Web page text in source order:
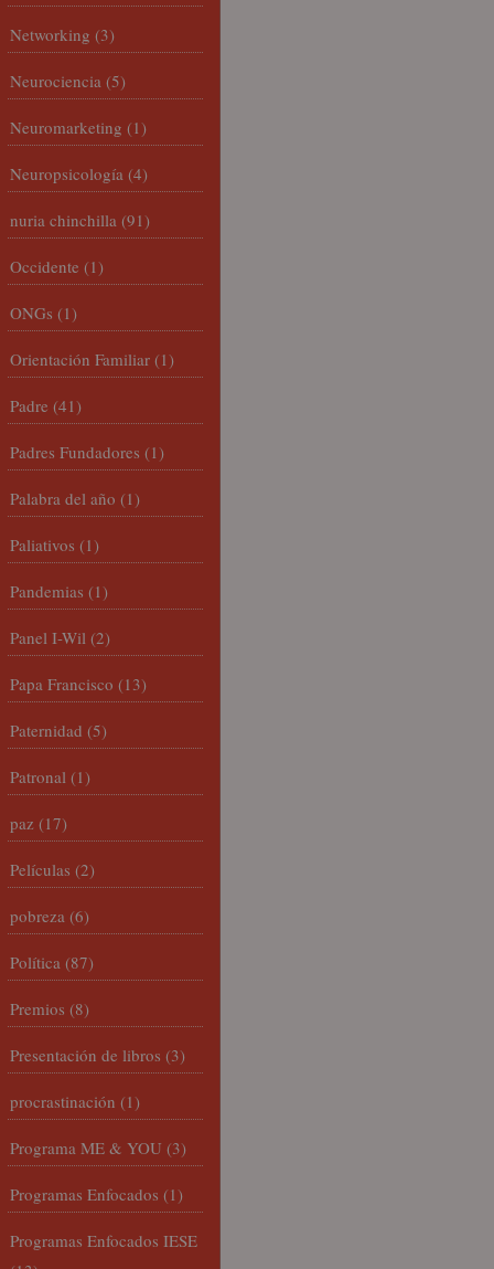
Networking (3)
Neurociencia (5)
Neuromarketing (1)
Neuropsicología (4)
nuria chinchilla (91)
Occidente (1)
ONGs (1)
Orientación Familiar (1)
Padre (41)
Padres Fundadores (1)
Palabra del año (1)
Paliativos (1)
Pandemias (1)
Panel I-Wil (2)
Papa Francisco (13)
Paternidad (5)
Patronal (1)
paz (17)
Películas (2)
pobreza (6)
Política (87)
Premios (8)
Presentación de libros (3)
procrastinación (1)
Programa ME & YOU (3)
Programas Enfocados (1)
Programas Enfocados IESE